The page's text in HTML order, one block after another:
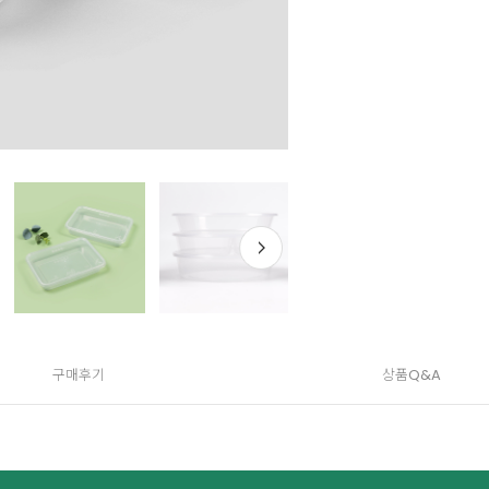
구매후기 상품Q&A